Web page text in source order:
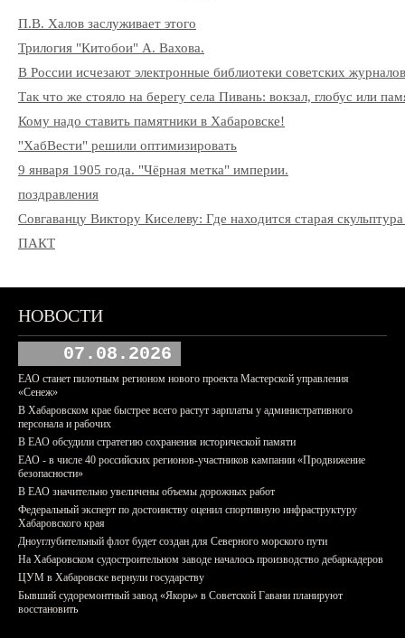
П.В. Халов заслуживает этого
Трилогия "Китобои" А. Вахова.
В России исчезают электронные библиотеки советских журналов
Так что же стояло на берегу села Пивань: вокзал, глобус или
Кому надо ставить памятники в Хабаровске!
"ХабВести" решили оптимизировать
9 января 1905 года. "Чёрная метка" империи.
поздравления
Совгаванцу Виктору Киселеву: Где находится старая
ПАКТ
НОВОСТИ
07.08.2026
ЕАО станет пилотным регионом нового проекта Мастерской управления
«Сенеж»
В Хабаровском крае быстрее всего растут зарплаты у административного
персонала и рабочих
В ЕАО обсудили стратегию сохранения исторической памяти
ЕАО - в числе 40 российских регионов-участников кампании «Продвижение
безопасности»
В ЕАО значительно увеличены объемы дорожных работ
Федеральный эксперт по достоинству оценил спортивную инфраструктуру
Хабаровского края
Дноуглубительный флот будет создан для Северного морского пути
На Хабаровском судостроительном заводе началось производство дебаркадеров
ЦУМ в Хабаровске вернули государству
Бывший судоремонтный завод «Якорь» в Советской Гавани планируют
восстановить